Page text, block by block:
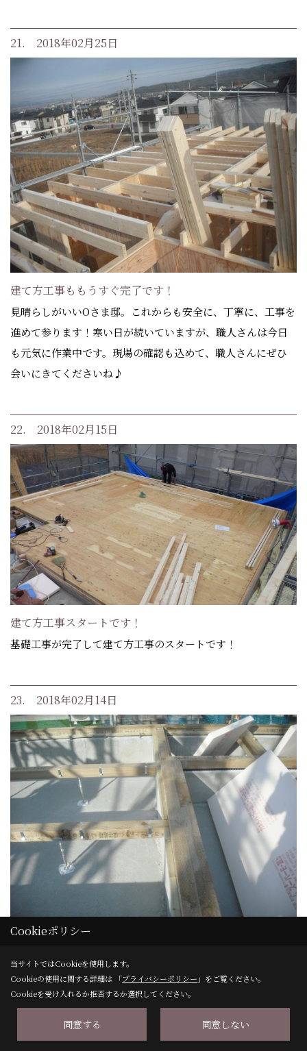
21. 2018年02月25日
建て方工事ももうすぐ完了です！
見晴らしがいいOさま邸。これからも安全に、丁寧に、工事を
進めて参ります！寒い日が続いていますが、職人さんは今日
も元気に作業中です。現場の確認も込めて、職人さんにぜひ
会いにきてくださいね♪
22. 2018年02月15日
建て方工事スタートです！
基礎工事が完了して建て方工事のスタートです！
23. 2018年02月14日
基礎の上に土台・大引きを施工。土台と基礎の間に基礎パッ
キンを挟み、大引きを支える鋼製束を91㎝ごとに取付けま
す。束の側に置いてある断熱材は１F床に使用します。(ｶﾈﾗｲﾄ
ﾌｫｰﾑ ｽｰﾊﾟｰＥⅢ@60を使用)
Cookieポリシー
当サイトではCookieを使用します。
Cookieの使用に関する詳細は 「プライバシーポリシー 」をご覧ください。
Cookieを受け入れるか拒否するか選択してください。
同意する 同意しない